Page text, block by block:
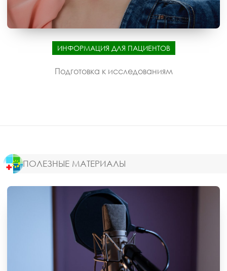
ИНФОРМАЦИЯ ДЛЯ ПАЦИЕНТОВ
Подготовка к исследованиям
ПОЛЕЗНЫЕ МАТЕРИАЛЫ